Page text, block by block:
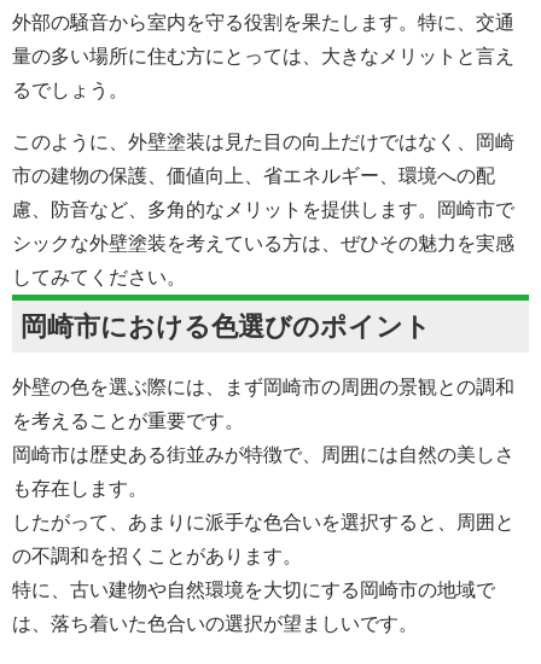
外部の騒音から室内を守る役割を果たします。特に、交通
量の多い場所に住む方にとっては、大きなメリットと言え
るでしょう。
このように、外壁塗装は見た目の向上だけではなく、岡崎
市の建物の保護、価値向上、省エネルギー、環境への配
慮、防音など、多角的なメリットを提供します。岡崎市で
シックな外壁塗装を考えている方は、ぜひその魅力を実感
してみてください。
岡崎市における色選びのポイント
外壁の色を選ぶ際には、まず岡崎市の周囲の景観との調和
を考えることが重要です。
岡崎市は歴史ある街並みが特徴で、周囲には自然の美しさ
も存在します。
したがって、あまりに派手な色合いを選択すると、周囲と
の不調和を招くことがあります。
特に、古い建物や自然環境を大切にする岡崎市の地域で
は、落ち着いた色合いの選択が望ましいです。